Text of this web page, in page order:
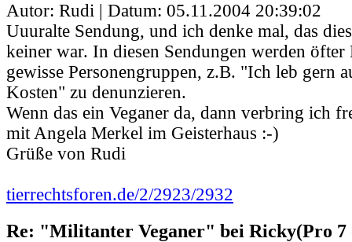
Autor: Rudi | Datum: 05.11.2004 20:39:02
Uuuralte Sendung, und ich denke mal, das
keiner war. In diesen Sendungen werden
gewisse Personengruppen, z.B. "Ich leb gern
Kosten" zu denunzieren.
Wenn das ein Veganer da, dann verbring ich
mit Angela Merkel im Geisterhaus :-)
Grüße von Rudi
tierrechtsforen.de/2/2923/2932
Re: "Militanter Veganer" bei Ricky(Pro 7